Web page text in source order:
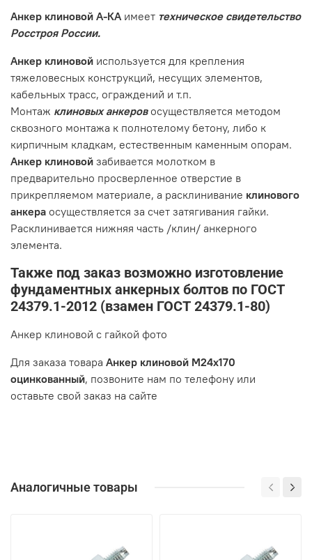
Анкер клиновой А-КА имеет техническое свидетельство
Росстроя России.
Анкер клиновой используется для крепления
тяжеловесных конструкций, несущих элементов,
кабельных трасс, ограждений и т.п.
Монтаж клиновых анкеровосуществляется методом
сквозного монтажа к полнотелому бетону, либо к
кирпичным кладкам, естественным каменным опорам.
Анкер клиновой забивается молотком в
предварительно просверленное отверстие в
прикрепляемом материале, а расклинивание клинового
анкера осуществляется за счет затягивания гайки.
Расклинивается нижняя часть /клин/ анкерного
элемента.
Также под заказ возможно изготовление
фундаментных анкерных болтов по ГОСТ
24379.1-2012 (взамен ГОСТ 24379.1-80)
Анкер клиновой с гайкой фото
Для заказа товара Анкер клиновой М24х170
оцинкованный, позвоните нам по телефону или
оставьте свой заказ на сайте
Аналогичные товары